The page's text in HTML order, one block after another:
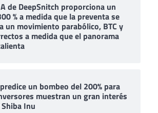
de DeepSnitch proporciona un
% a medida que la preventa se
un movimiento parabólico, BTC y
a medida que el panorama
un bombeo del 200% para
muestran un gran interés
Shiba Inu